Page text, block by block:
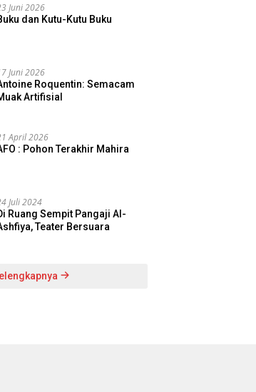
Juni 2026
dan Kutu-Kutu Buku
Juni 2026
Roquentin: Semacam
Artifisial
April 2026
: Pohon Terakhir Mahira
Juli 2024
Ruang Sempit Pangaji Al-
Teater Bersuara